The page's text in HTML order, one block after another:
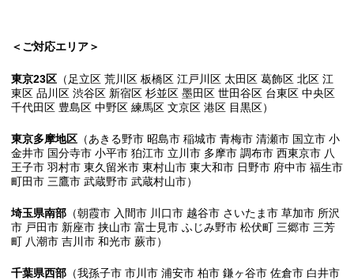
＜ご対応エリア＞
東京23区 （足立区 荒川区 板橋区 江戸川区 太田区 葛飾区 北区 江
東区 品川区 渋谷区 新宿区 杉並区 墨田区 世田谷区 台東区 中央区
千代田区 豊島区 中野区 練馬区 文京区 港区 目黒区）
東京多摩地区 （あきる野市 昭島市 稲城市 青梅市 清瀬市 国立市 小
金井市 国分寺市 小平市 狛江市 立川市 多摩市 調布市 西東京市 八
王子市 羽村市 東久留米市 東村山市 東大和市 日野市 府中市 福生市
町田市 三鷹市 武蔵野市 武蔵村山市）
埼玉県南部 （朝霞市 入間市 川口市 越谷市 さいたま市 草加市 所沢
市 戸田市 新座市 挟山市 富士見市 ふじみ野市 松伏町 三郷市 三芳
町 八潮市 吉川市 和光市 蕨市）
千葉県西部 （我孫子市 市川市 浦安市 柏市 鎌ヶ谷市 佐倉市 白井市